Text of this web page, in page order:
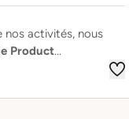
nos activités, nous
Product...